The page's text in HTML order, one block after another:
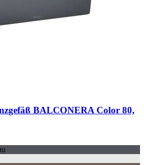
BALCONERA Color 80,